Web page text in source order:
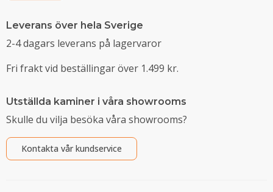
Leverans över hela Sverige
2-4 dagars leverans på lagervaror
Fri frakt vid beställingar över 1.499 kr.
Utställda kaminer i våra showrooms
Skulle du vilja besöka våra showrooms?
Kontakta vår kundservice